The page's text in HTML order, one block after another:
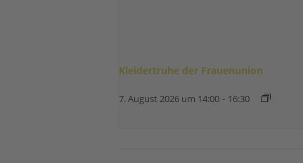
Kleidertruhe der Frauenunion
7. August 2026 um 14:00 - 16:30